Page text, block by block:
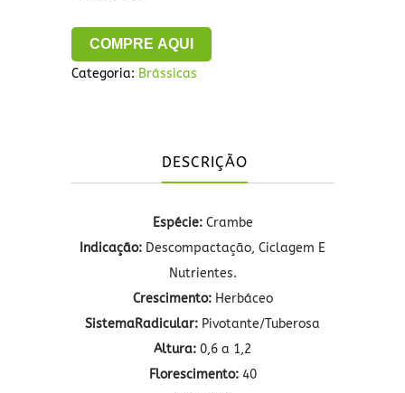
COMPRE AQUI
Categoria: Brássicas
DESCRIÇÃO
Espécie:Crambe
Indicação: Descompactação, Ciclagem E
Nutrientes.
Crescimento:Herbáceo
SistemaRadicular: Pivotante/Tuberosa
Altura: 0,6 a 1,2
Florescimento:40